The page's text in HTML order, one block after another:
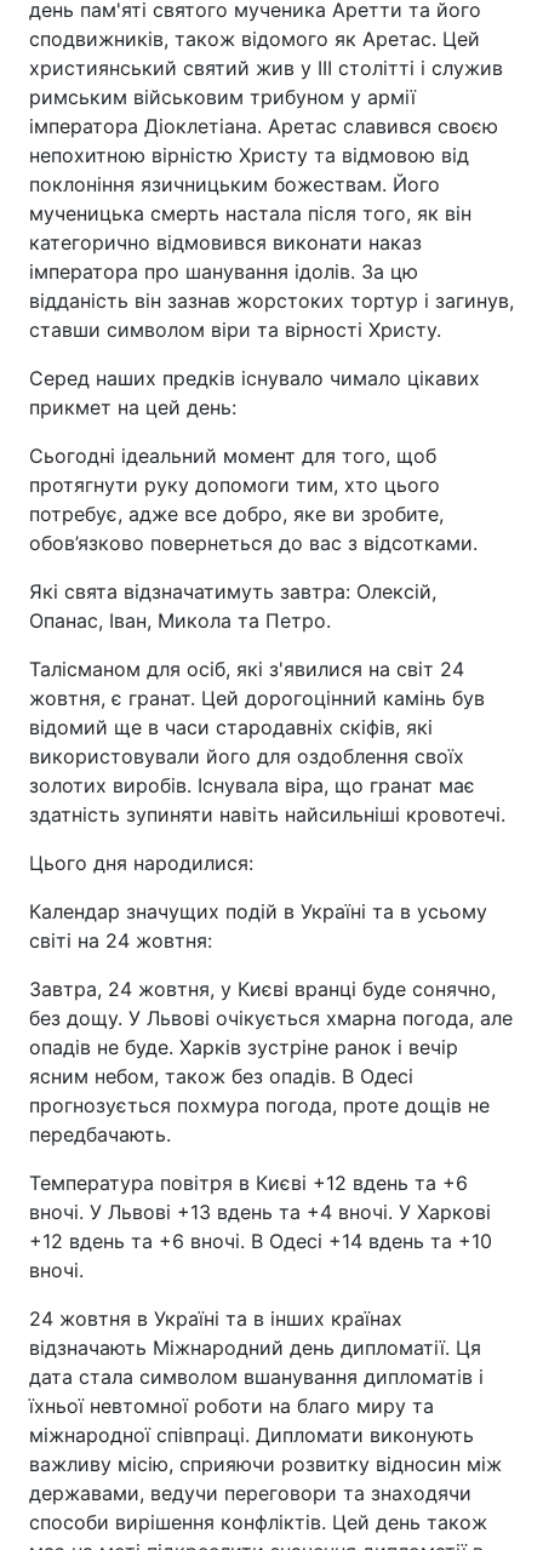
день пам'яті святого мученика Аретти та його
сподвижників, також відомого як Аретас. Цей
християнський святий жив у III столітті і служив
римським військовим трибуном у армії
імператора Діоклетіана. Аретас славився своєю
непохитною вірністю Христу та відмовою від
поклоніння язичницьким божествам. Його
мученицька смерть настала після того, як він
категорично відмовився виконати наказ
імператора про шанування ідолів. За цю
відданість він зазнав жорстоких тортур і загинув,
ставши символом віри та вірності Христу.
Серед наших предків існувало чимало цікавих
прикмет на цей день:
Сьогодні ідеальний момент для того, щоб
протягнути руку допомоги тим, хто цього
потребує, адже все добро, яке ви зробите,
обов’язково повернеться до вас з відсотками.
Які свята відзначатимуть завтра: Олексій,
Опанас, Іван, Микола та Петро.
Талісманом для осіб, які з'явилися на світ 24
жовтня, є гранат. Цей дорогоцінний камінь був
відомий ще в часи стародавніх скіфів, які
використовували його для оздоблення своїх
золотих виробів. Існувала віра, що гранат має
здатність зупиняти навіть найсильніші кровотечі.
Цього дня народилися:
Календар значущих подій в Україні та в усьому
світі на 24 жовтня:
Завтра, 24 жовтня, у Києві вранці буде сонячно,
без дощу. У Львові очікується хмарна погода, але
опадів не буде. Харків зустріне ранок і вечір
ясним небом, також без опадів. В Одесі
прогнозується похмура погода, проте дощів не
передбачають.
Температура повітря в Києві +12 вдень та +6
вночі. У Львові +13 вдень та +4 вночі. У Харкові
+12 вдень та +6 вночі. В Одесі +14 вдень та +10
вночі.
24 жовтня в Україні та в інших країнах
відзначають Міжнародний день дипломатії. Ця
дата стала символом вшанування дипломатів і
їхньої невтомної роботи на благо миру та
міжнародної співпраці. Дипломати виконують
важливу місію, сприяючи розвитку відносин між
державами, ведучи переговори та знаходячи
способи вирішення конфліктів. Цей день також